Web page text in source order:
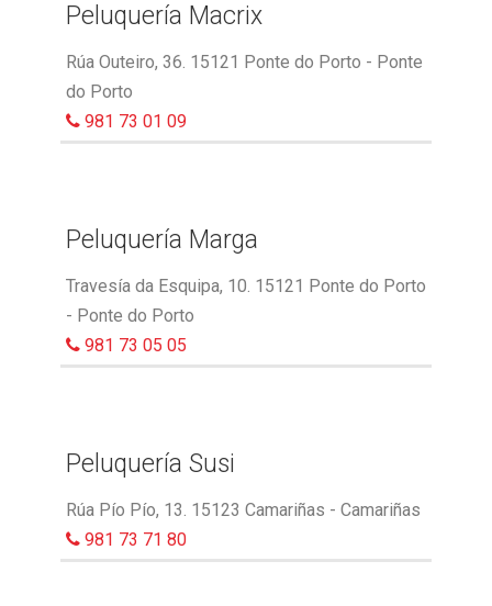
Peluquería Macrix
Rúa Outeiro, 36. 15121 Ponte do Porto - Ponte
do Porto
981 73 01 09
Peluquería Marga
Travesía da Esquipa, 10. 15121 Ponte do Porto
- Ponte do Porto
981 73 05 05
Peluquería Susi
Rúa Pío Pío, 13. 15123 Camariñas - Camariñas
981 73 71 80